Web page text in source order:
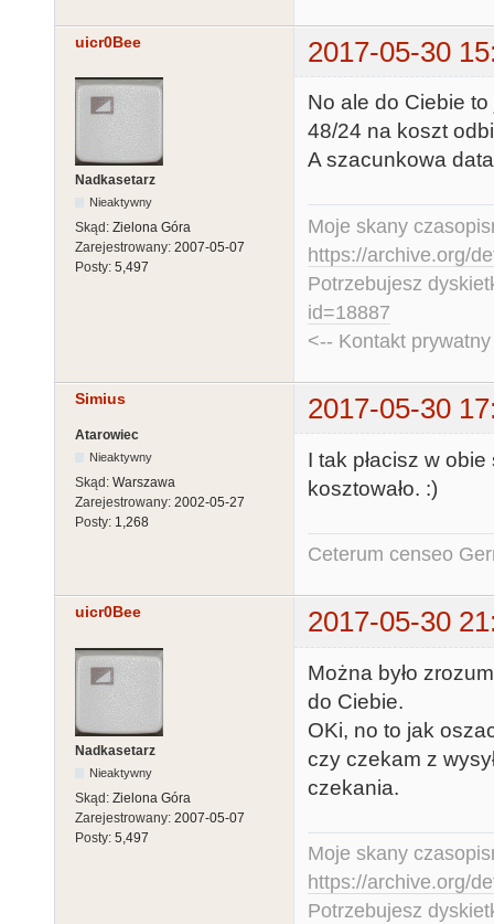
uicr0Bee 2017-05-30
Nadkasetarz
Nieaktywny
Skąd: Zielona Góra
Zarejestrowany: 2007-05-07
Posty: 5,497
No ale do Ciebie
48/24 na koszt
A szacunkowa
Moje skany
https://archive.org/
Potrzebujesz
id=18887
<-- Kontakt
Simius 2017-05-30
Atarowiec
Nieaktywny
Skąd: Warszawa
Zarejestrowany: 2002-05-27
Posty: 1,268
I tak płacisz w
kosztowało. :)
Ceterum censeo
uicr0Bee 2017-05-30
Nadkasetarz
Nieaktywny
Skąd: Zielona Góra
Zarejestrowany: 2007-05-07
Posty: 5,497
Można było
do Ciebie.
OKi, no to jak
czy czekam z
czekania.
Moje skany
https://archive.org/
Potrzebujesz